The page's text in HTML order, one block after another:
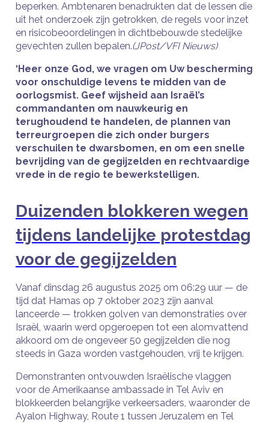
beperken. Ambtenaren benadrukten dat de lessen die
uit het onderzoek zijn getrokken, de regels voor inzet
en risicobeoordelingen in dichtbebouwde stedelijke
gevechten zullen bepalen.(JPost/VFI Nieuws)
‘Heer onze God, we vragen om Uw bescherming
voor onschuldige levens te midden van de
oorlogsmist. Geef wijsheid aan Israël’s
commandanten om nauwkeurig en
terughoudend te handelen, de plannen van
terreurgroepen die zich onder burgers
verschuilen te dwarsbomen, en om een ​​snelle
bevrijding van de gegijzelden en rechtvaardige
vrede in de regio te bewerkstelligen.
Duizenden blokkeren wegen
tijdens landelijke protestdag
voor de gegijzelden
Vanaf dinsdag 26 augustus 2025 om 06:29 uur — de
tijd dat Hamas op 7 oktober 2023 zijn aanval
lanceerde — trokken golven van demonstraties over
Israël, waarin werd opgeroepen tot een alomvattend
akkoord om de ongeveer 50 gegijzelden die nog
steeds in Gaza worden vastgehouden, vrij te krijgen.
Demonstranten ontvouwden Israëlische vlaggen
voor de Amerikaanse ambassade in Tel Aviv en
blokkeerden belangrijke verkeersaders, waaronder de
Ayalon Highway, Route 1 tussen Jeruzalem en Tel